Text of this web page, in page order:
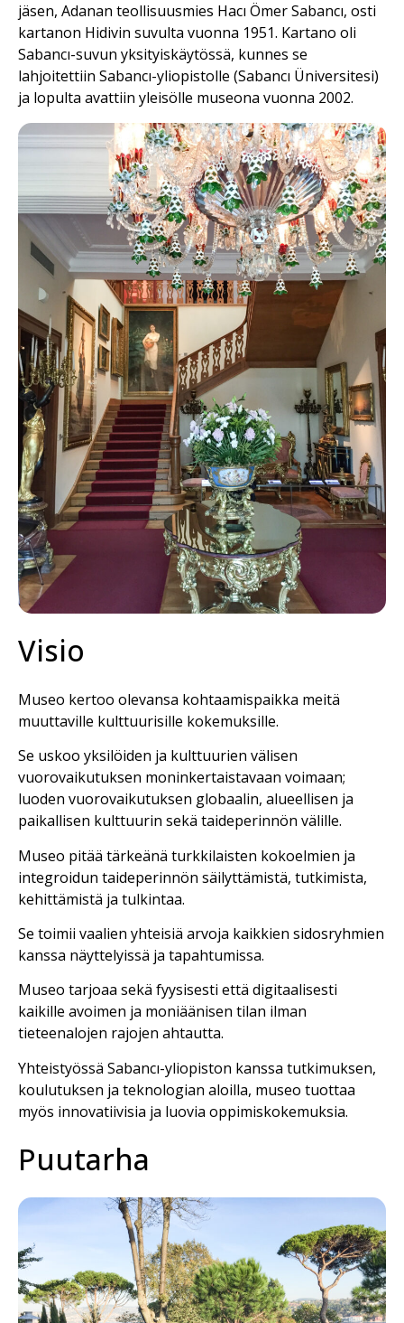
jäsen, Adanan teollisuusmies Hacı ÖmerSabancı, osti
kartanon Hidivin suvulta vuonna 1951. Kartano oli
Sabancı-suvun yksityiskäytössä, kunnes se
lahjoitettiin Sabancı-yliopistolle (Sabancı Üniversitesi)
ja lopulta avattiin yleisölle museona vuonna 2002.
Visio
Museo kertoo olevansa kohtaamispaikka meitä
muuttaville kulttuurisille kokemuksille.
Se uskoo yksilöiden ja kulttuurien välisen
vuorovaikutuksen moninkertaistavaan voimaan;
luoden vuorovaikutuksen globaalin, alueellisen ja
paikallisen kulttuurin sekä taideperinnön välille.
Museo pitää tärkeänä turkkilaisten kokoelmien ja
integroidun taideperinnön säilyttämistä, tutkimista,
kehittämistä ja tulkintaa.
Se toimii vaalien yhteisiä arvoja kaikkien sidosryhmien
kanssa näyttelyissä ja tapahtumissa.
Museo tarjoaa sekä fyysisesti että digitaalisesti
kaikille avoimen ja moniäänisen tilan ilman
tieteenalojen rajojen ahtautta.
Yhteistyössä Sabancı-yliopiston kanssa tutkimuksen,
koulutuksen ja teknologian aloilla, museo tuottaa
myös innovatiivisia ja luovia oppimiskokemuksia.
Puutarha